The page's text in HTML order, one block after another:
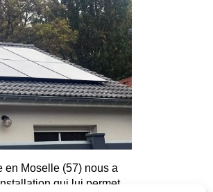
en Moselle (57) nous a
qui lui permet